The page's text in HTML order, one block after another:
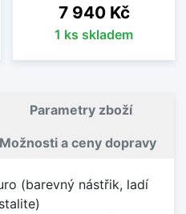
Cena
7 940 Kč
1 ks skladem
Parametry zboží
Možnosti a ceny dopravy
(barevný nástřik, ladí